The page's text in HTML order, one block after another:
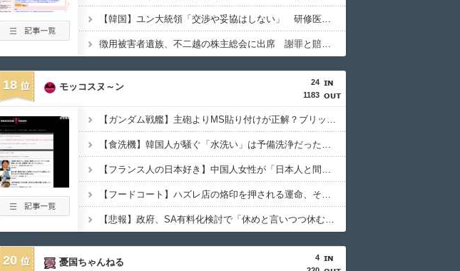
【韓国】ユン大統領「交渉や妥協はしない」 研修医集団ボイコット受け
徴用被害者遺族、不二越の株主総会に出席 謝罪と賠償求める
18
24
1183
モッコスヌ～ン
【ガンダム戦艦】主砲よりMS貼り付けが正解？ブリッジ剥き出しの謎を考察
【食洗機】韓国人が騒ぐ「水洗い」は予備洗浄だった！日本の飲食店の衛生習慣を解説
【フランス人の日本好き】中国人女性が「日本人と間違われた」衝撃エピソードが示す国際評価の逆説
【フードコート】ハズレ店の烙印を押される運命、その正体とは？
【悲報】政府、SA有料化検討で「休めと言いつつ休むな」矛盾にネット呆れ
20
4
憂国ちゃんねる